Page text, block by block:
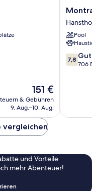
Der
Preis
beträgt
151 €
& Gebühren
9. Aug.–10. Aug.
Montra
Hotel
Pool
7.8
von
7,8 Gut
706
vergleichen
und Vorteile
mehr Abenteuer!